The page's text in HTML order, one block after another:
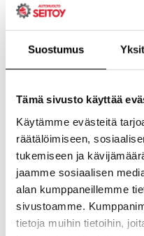
Suostumus
Tämä sivusto käyttää
Käytämme evästeitä
räätälöimiseen,
tukemiseen ja
jaamme sosiaalisen
alan kumppaneillemme
sivustoamme.
tietoja muihin tietoihin,